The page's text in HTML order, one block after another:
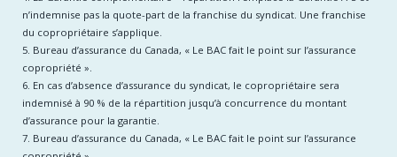
n’indemnise pas la quote-part de la franchise du syndicat. Une franchise
du copropriétaire s’applique.
5. Bureau d’assurance du Canada, « Le BAC fait le point sur l’assurance
copropriété ».
6. En cas d’absence d’assurance du syndicat, le copropriétaire sera
indemnisé à 90 % de la répartition jusqu’à concurrence du montant
d’assurance pour la garantie.
7. Bureau d’assurance du Canada, « Le BAC fait le point sur l’assurance